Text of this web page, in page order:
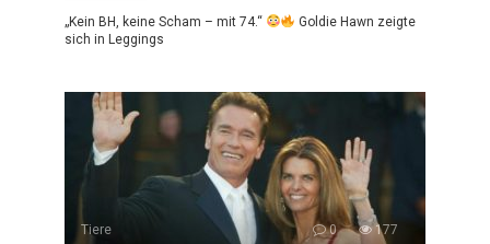
„Kein BH, keine Scham – mit 74.“
Goldie Hawn zeigte
sich in Leggings
Tiere 0 177